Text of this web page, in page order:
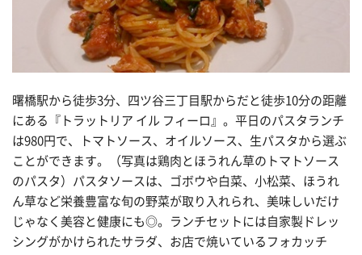
曙橋駅から徒歩3分、四ツ谷三丁目駅からだと徒歩10分の距離
にある『トラットリア イル フィーロ』。平日のパスタランチ
は980円で、トマトソース、オイルソース、生パスタから選ぶ
ことができます。（写真は鶏肉とほうれん草のトマトソース
のパスタ）パスタソースは、ゴボウや白菜、小松菜、ほうれ
ん草など栄養豊富な旬の野菜が取り入れられ、美味しいだけ
じゃなく美容と健康にも◎。ランチセットには自家製ドレッ
シングがかけられたサラダ、お店で焼いているフォカッチ